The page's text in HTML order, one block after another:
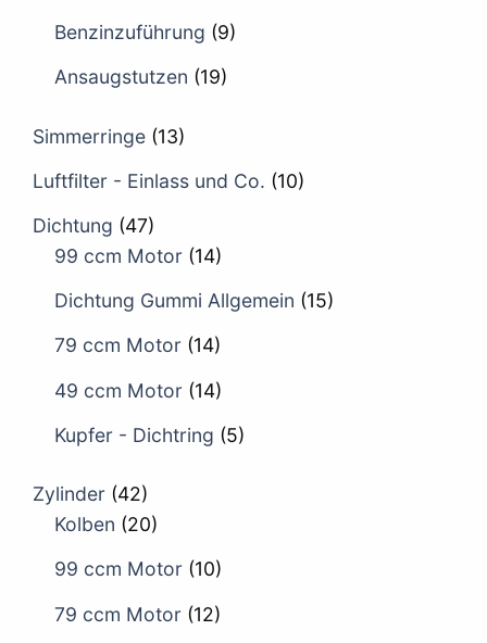
Benzinzuführung (9)
Ansaugstutzen (19)
Simmerringe (13)
Luftfilter - Einlass und Co. (10)
Dichtung (47)
99 ccm Motor (14)
Dichtung Gummi Allgemein (15)
79 ccm Motor (14)
49 ccm Motor (14)
Kupfer - Dichtring (5)
Zylinder (42)
Kolben (20)
99 ccm Motor (10)
79 ccm Motor (12)